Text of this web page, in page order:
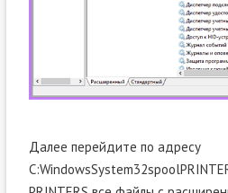
Далее перейдите по адресу